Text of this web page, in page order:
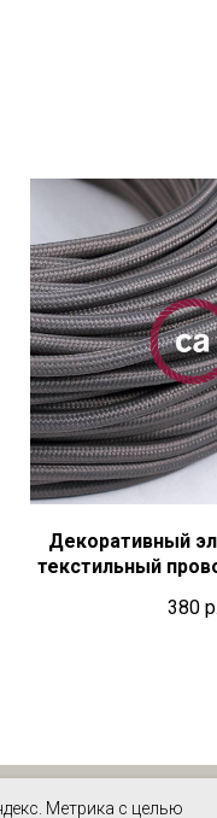
Декоративный
текстильный
380 р.
Метрика с целью